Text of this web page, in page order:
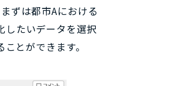
ずは都市Aにおける
したいデータを選択
とができます。